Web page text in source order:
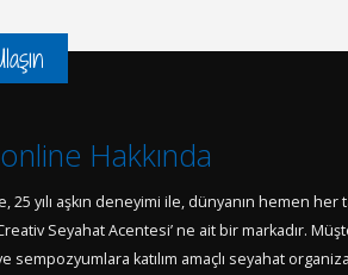
Hakkında
25 yılı aşkın deneyimi ile, dünyanın hemen
Seyahat Acentesi’ ne ait bir markadır.
sempozyumlara katılım amaçlı seyahat